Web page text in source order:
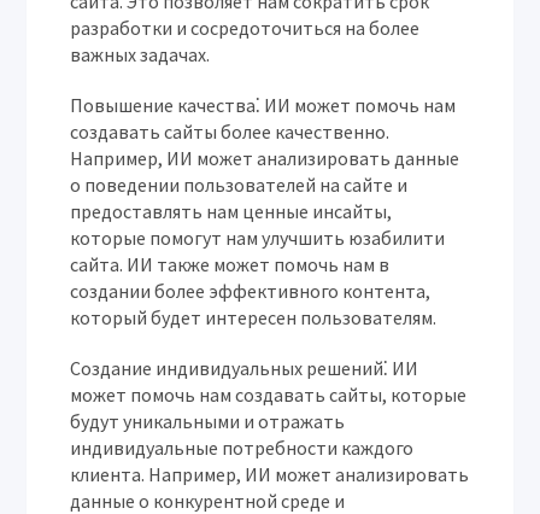
разработки и сосредоточиться на более
важных задачах.
Повышение качества⁚ ИИ может помочь нам
создавать сайты более качественно.
Например, ИИ может анализировать данные
о поведении пользователей на сайте и
предоставлять нам ценные инсайты,
которые помогут нам улучшить юзабилити
сайта. ИИ также может помочь нам в
создании более эффективного контента,
который будет интересен пользователям.
Создание индивидуальных решений⁚ ИИ
может помочь нам создавать сайты, которые
будут уникальными и отражать
индивидуальные потребности каждого
клиента. Например, ИИ может анализировать
данные о конкурентной среде и